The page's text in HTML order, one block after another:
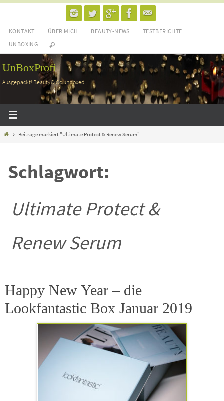
springen
KONTAKT ÜBER MICH BEAUTY-NEWS
TESTBERICHTE
UNBOXING
UnBoxProfi
Ausgepackt! Beauty & Co unboxed
HomeBeiträge markiert "Ultimate Protect & Renew Serum"
Schlagwort:
Ultimate Protect &
Renew Serum
Happy New Year – die
Lookfantastic Box Januar 2019